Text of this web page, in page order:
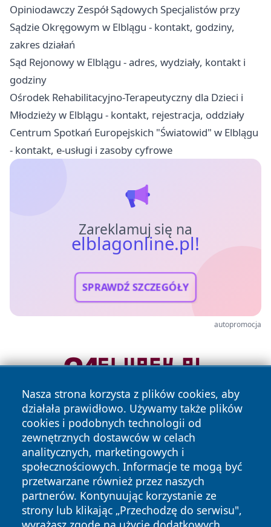
Opiniodawczy Zespół Sądowych Specjalistów przy
Sądzie Okręgowym w Elblągu - kontakt, godziny,
zakres działań
Sąd Rejonowy w Elblągu - adres, wydziały, kontakt i
godziny
Ośrodek Rehabilitacyjno-Terapeutyczny dla Dzieci i
Młodzieży w Elblągu - kontakt, rejestracja, oddziały
Centrum Spotkań Europejskich "Światowid" w Elblągu
- kontakt, e-usługi i zasoby cyfrowe
Zareklamuj się na
elblagonline.pl!
SPRAWDŹ SZCZEGÓŁY
autopromocja
Nasza strona korzysta z plików cookies, aby
działała prawidłowo. Używamy także plików
cookies i podobnych technologii od
zewnętrznych dostawców w celach
analitycznych, marketingowych i
społecznościowych. Informacje te mogą być
przetwarzane również przez naszych
partnerów. Kontynuując korzystanie ze
strony lub klikając „Przechodzę do serwisu",
Copyright © 2026 elblagonline.pl Wszystkie prawa
zastrzeżone.